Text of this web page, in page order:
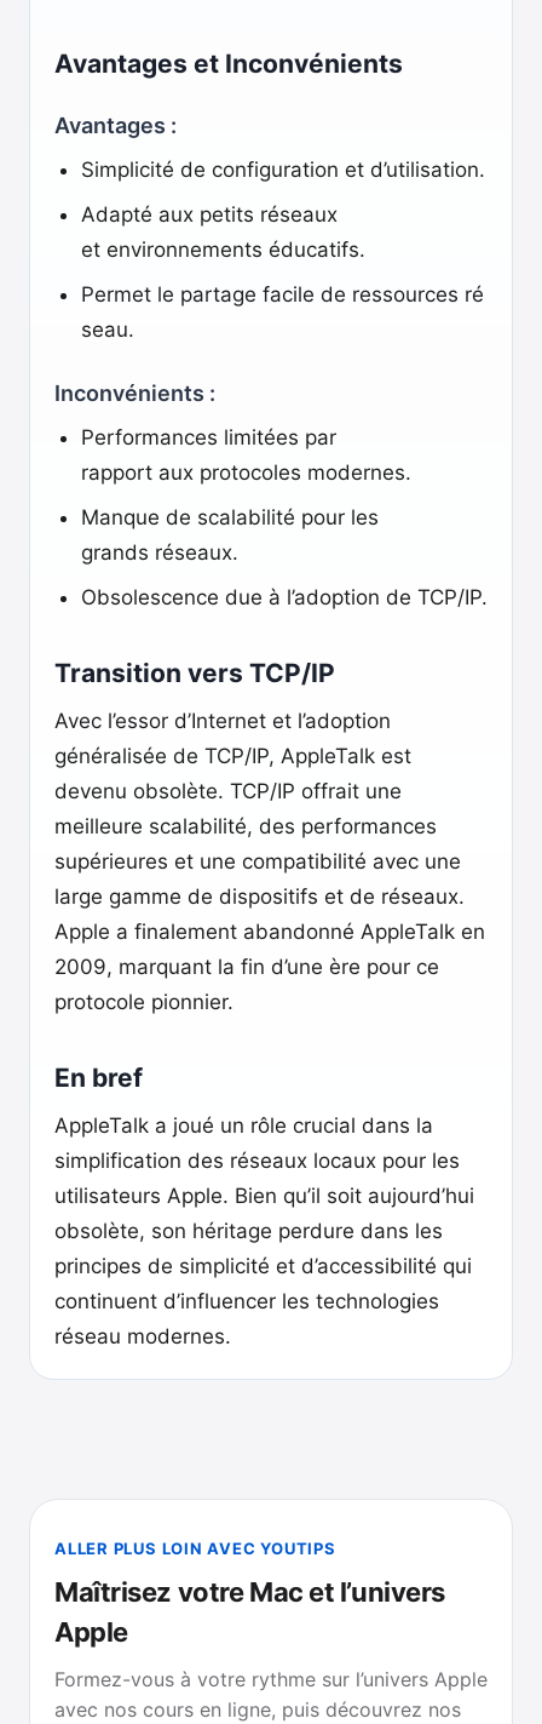
Avantages et Inconvénients
Avantages :
Simplicité de configuration et d’utilisation.
Adapté aux petits réseaux
et environnements éducatifs.
Permet le partage facile de ressources ré
seau.
Inconvénients :
Performances limitées par
rapport aux protocoles modernes.
Manque de scalabilité pour les
grands réseaux.
Obsolescence due à l’adoption de TCP/IP.
Transition vers TCP/IP
Avec l’essor d’Internet et l’adoption
généralisée de TCP/IP, AppleTalk est
devenu obsolète. TCP/IP offrait une
meilleure scalabilité, des performances
supérieures et une compatibilité avec une
large gamme de dispositifs et de réseaux.
Apple a finalement abandonné AppleTalk en
2009, marquant la fin d’une ère pour ce
protocole pionnier.
En bref
AppleTalk a joué un rôle crucial dans la
simplification des réseaux locaux pour les
utilisateurs Apple. Bien qu’il soit aujourd’hui
obsolète, son héritage perdure dans les
principes de simplicité et d’accessibilité qui
continuent d’influencer les technologies
réseau modernes.
ALLER PLUS LOIN AVEC YOUTIPS
Maîtrisez votre Mac et l’univers
Apple
Formez-vous à votre rythme sur l’univers Apple
avec nos cours en ligne, puis découvrez nos